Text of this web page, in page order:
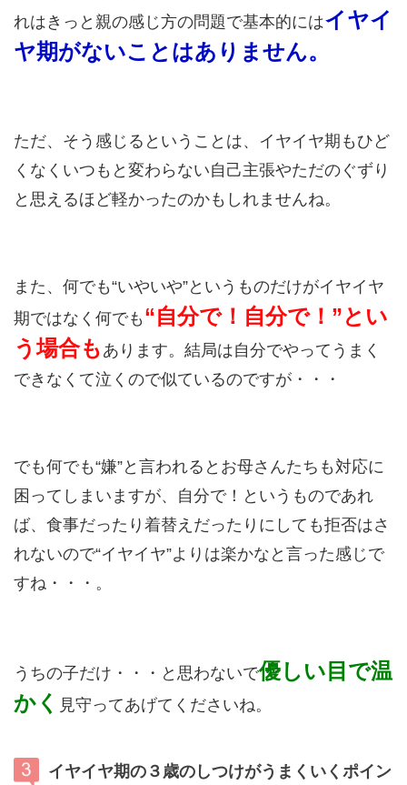
れはきっと親の感じ方の問題で基本的にはイヤイ
ヤ期がないことはありません。
ただ、そう感じるということは、イヤイヤ期もひど
くなくいつもと変わらない自己主張やただのぐずり
と思えるほど軽かったのかもしれませんね。
また、何でも“いやいや”というものだけがイヤイヤ
期ではなく何でも “自分で！自分で！”とい
う場合も あります。結局は自分でやってうまく
できなくて泣くので似ているのですが・・・
でも何でも“嫌”と言われるとお母さんたちも対応に
困ってしまいますが、自分で！というものであれ
ば、食事だったり着替えだったりにしても拒否はさ
れないので“イヤイヤ”よりは楽かなと言った感じで
すね・・・。
うちの子だけ・・・と思わないで優しい目で温
かく 見守ってあげてくださいね。
イヤイヤ期の３歳のしつけがうまくいくポイン